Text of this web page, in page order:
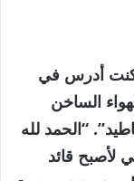
كنت أدرس في
الساخن
“الحمد لله
لأصبح قائد